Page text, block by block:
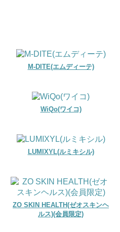
M-DITE(エムディーテ)
WiQo(ワイコ)
LUMIXYL(ルミキシル)
ZO SKIN HEALTH(ゼオスキンヘ
ルス)(会員限定)